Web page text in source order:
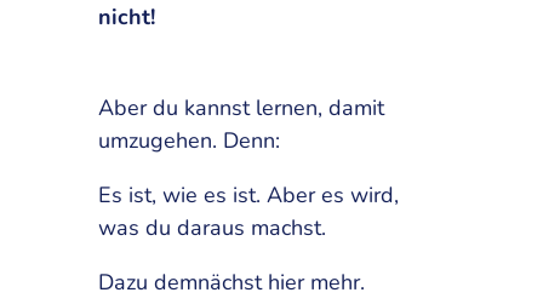
nicht!
Aber du kannst lernen, damit
umzugehen. Denn:
Es ist, wie es ist. Aber es wird,
was du daraus machst.
Dazu demnächst hier mehr.